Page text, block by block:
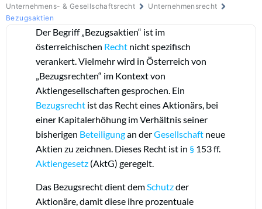
Unternehmens- & Gesellschaftsrecht
Unternehmensrecht
Bezugsaktien
Der Begriff „Bezugsaktien“ ist im
österreichischen Recht nicht spezifisch
verankert. Vielmehr wird in Österreich von
„Bezugsrechten“ im Kontext von
Aktiengesellschaften gesprochen. Ein
Bezugsrecht ist das Recht eines Aktionärs, bei
einer Kapitalerhöhung im Verhältnis seiner
bisherigen Beteiligungan derGesellschaft neue
Aktien zu zeichnen. Dieses Recht ist in § 153 ff.
Aktiengesetz (AktG) geregelt.
Das Bezugsrecht dient demSchutzder
Aktionäre, damit diese ihre prozentuale